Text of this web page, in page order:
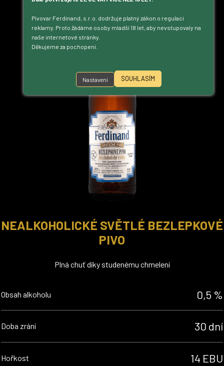
Pivovar Ferdinand, s.r.o. dodržuje platný zákon o regulaci
reklamy. Proto žádáme osoby mladší 18 let, aby nevstupovaly na
naše internetové stránky.
Děkujeme za pochopení.
Nastavení SOUHLASÍM
NEALKOHOLICKÉ SVĚTLÉ BEZLEPKOVÉ
PIVO
Plná chuť díky studenému chmelení
Obsah alkoholu 0,5 %
Doba zrání 30 dní
Hořkost 14 EBU